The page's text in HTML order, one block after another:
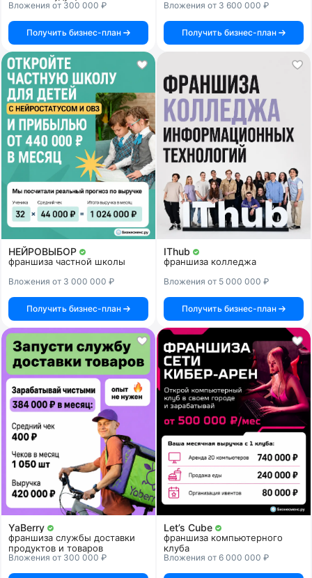
профориентации подростков
Вложения от 300 000 ₽
Получить бизнес-план
Вложения от 3 600 000 ₽
Получить бизнес-план
НЕЙРОВЫБОР
франшиза частной школы
Вложения от 3 000 000 ₽
Получить бизнес-план
IThub
франшиза колледжа
Вложения от 5 000 000 ₽
Получить бизнес-план
YaBerry
франшиза службы доставки
продуктов и товаров
Вложения от 300 000 ₽
Let’s Cube
франшиза компьютерного
клуба
Вложения от 6 000 000 ₽